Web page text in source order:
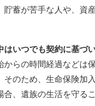
貯蓄が苦手な人や、資
はいつでも契約に基づ
からの時間経過などは
そのため、生命保険加
、遺族の生活を守る